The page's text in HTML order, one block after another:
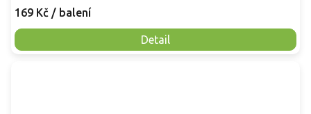
169 Kč / balení
Detail